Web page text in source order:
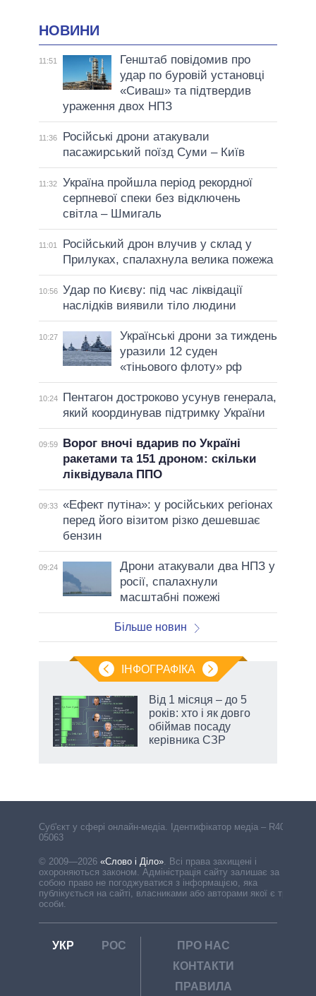
НОВИНИ
11:51
Генштаб повідомив про
удар по буровій установці
«Сиваш» та підтвердив
ураження двох НПЗ
11:36
Російські дрони атакували
пасажирський поїзд Суми – Київ
11:32
Україна пройшла період рекордної
серпневої спеки без відключень
світла – Шмигаль
11:01
Російський дрон влучив у склад у
Прилуках, спалахнула велика пожежа
10:56 Удар по Києву: під час ліквідації
наслідків виявили тіло людини
10:27
Українські дрони за тиждень
уразили 12 суден
«тіньового флоту» рф
10:24
Пентагон достроково усунув генерала,
який координував підтримку України
09:59
Ворог вночі вдарив по Україні
ракетами та 151 дроном: скільки
ліквідувала ППО
09:33 «Ефект путіна»: у російських регіонах
перед його візитом різко дешевшає
бензин
09:24
Дрони атакували два НПЗ у
росії, спалахнули
масштабні пожежі
Більше новин
ІНФОГРАФІКА
Від 1 місяця – до 5
років: хто і як довго
обіймав посаду
керівника СЗР
Cуб'єкт у сфері онлайн-медіа. Ідентифікатор медіа – R40-
05063
© 2009—2026 «Слово і Діло»
Всі права захищені і
охороняються законом. Адміністрація сайту залишає за
собою право не погоджуватися з інформацією, яка
публікується на сайті, власниками або авторами якої є треті
особи.
УКР РОС
ПРО НАС
КОНТАКТИ
ПРАВИЛА